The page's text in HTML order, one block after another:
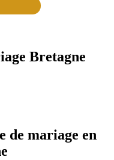
Bretagne
de mariage en